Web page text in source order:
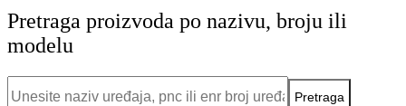
Pretraga proizvoda po nazivu, broju ili
modelu